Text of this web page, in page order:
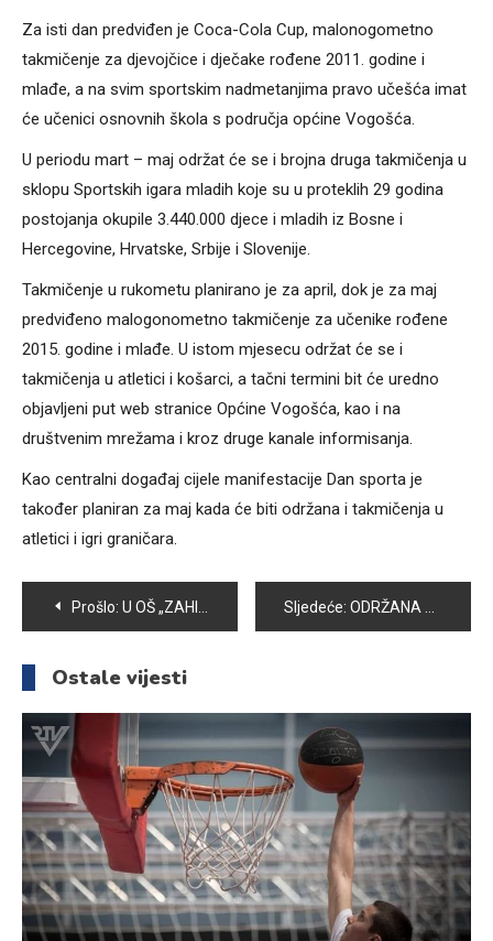
Za isti dan predviđen je Coca-Cola Cup, malonogometno
takmičenje za djevojčice i dječake rođene 2011. godine i
mlađe, a na svim sportskim nadmetanjima pravo učešća imat
će učenici osnovnih škola s područja općine Vogošća.
U periodu mart – maj održat će se i brojna druga takmičenja u
sklopu Sportskih igara mladih koje su u proteklih 29 godina
postojanja okupile 3.440.000 djece i mladih iz Bosne i
Hercegovine, Hrvatske, Srbije i Slovenije.
Takmičenje u rukometu planirano je za april, dok je za maj
predviđeno malogonometno takmičenje za učenike rođene
2015. godine i mlađe. U istom mjesecu održat će se i
takmičenja u atletici i košarci, a tačni termini bit će uredno
objavljeni put web stranice Općine Vogošća, kao i na
društvenim mrežama i kroz druge kanale informisanja.
Kao centralni događaj cijele manifestacije Dan sporta je
također planiran za maj kada će biti održana i takmičenja u
atletici i igri graničara.
Navigacija
članaka
Prošlo: U OŠ „ZAHID BARUČIJA” ODRŽAN ŠKOLSKI BAZAR – „JA INVESTIRAM U ZAJEDNICU” Sljedeće: ODRŽANA REVIJA UČENIKA OSNOVNIH ŠKOLA: NAJUSPJEŠNIJA OŠ “MIRSAD PRNJAVORAC”
Ostale vijesti